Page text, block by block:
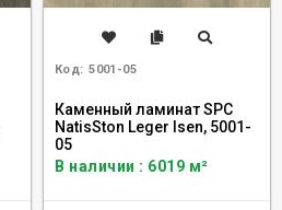
Код: 5001-05
Каменный ламинат SPC
NatisSton Leger Isen, 5001-
05
В наличии : 6019 м²